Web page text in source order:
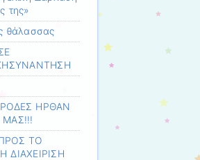
της»
θάλασσας
ΡΟΔΕΣ ΗΡΘΑΝ
ΜΑΣ!!!
ΤΟ
ΔΙΑΧΕΙΡΙΣΗ